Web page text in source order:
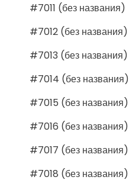
#7011 (без названия)
#7012 (без названия)
#7013 (без названия)
#7014 (без названия)
#7015 (без названия)
#7016 (без названия)
#7017 (без названия)
#7018 (без названия)